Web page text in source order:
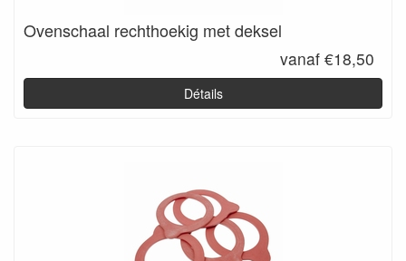
Ovenschaal rechthoekig met deksel
vanaf €18,50
Détails